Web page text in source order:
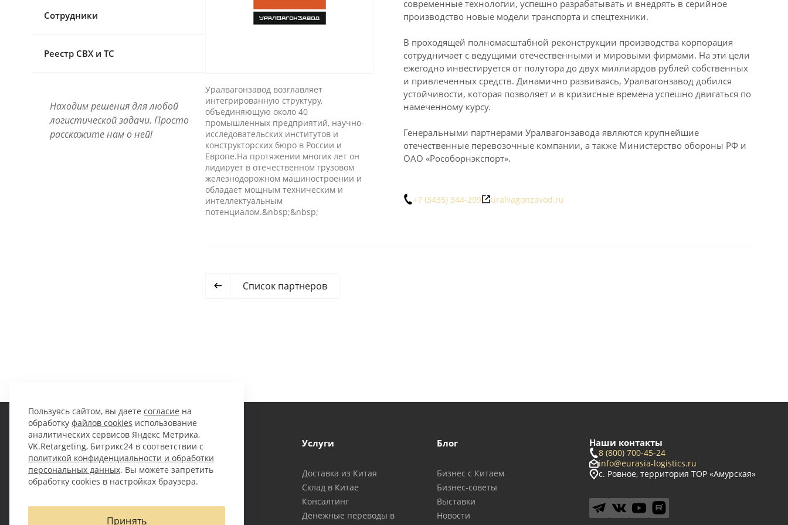
Все кейсы
Сотрудники
Реестр СВХ и ТС
Находим решения для любой
логистической задачи. Просто
расскажите нам о ней!
Уралвагонзавод возглавляет
интегрированную структуру,
объединяющую около 40
промышленных предприятий, научно-
исследовательских институтов и
конструкторских бюро в России и
Европе.На протяжении многих лет он
лидирует в отечественном грузовом
железнодорожном машиностроении и
обладает мощным техническим и
интеллектуальным
потенциалом.&nbsp;&nbsp;
современные технологии, успешно разрабатывать и внедрять в серийное
производство новые модели транспорта и спецтехники.
В проходящей полномасштабной реконструкции производства корпорация
сотрудничает с ведущими отечественными и мировыми фирмами. На эти цели
ежегодно инвестируется от полутора до двух миллиардов рублей собственных
и привлеченных средств. Динамично развиваясь, Уралвагонзавод добился
устойчивости, которая позволяет и в кризисные времена успешно двигаться по
намеченному курсу.
Генеральными партнерами Уралвагонзавода являются крупнейшие
отечественные перевозочные компании, а также Министерство обороны РФ и
ОАО «Рособорнэкспорт».
+7 (3435) 344-209 uralvagonzavod.ru
Список партнеров
Компания
О компании
Партнеры
Кейсы
Оборудование
Проектные грузы
Услуги
Доставка из Китая
Склад в Китае
Консалтинг
Денежные переводы в
Блог
Бизнес с Китаем
Бизнес-советы
Выставки
Новости
Наши контакты
8 (800) 700-45-24
info@eurasia-logistics.ru
с. Ровное, территория ТОР «Амурская»
Пользуясь сайтом, вы даете согласие на
обработку файлов cookies использование
аналитических сервисов Яндекс Метрика,
VK.Retargeting, Битрикс24 в соответствии с
политикой конфиденциальности и обработки
персональных данных. Вы можете запретить
обработку cookies в настройках браузера.
Принять